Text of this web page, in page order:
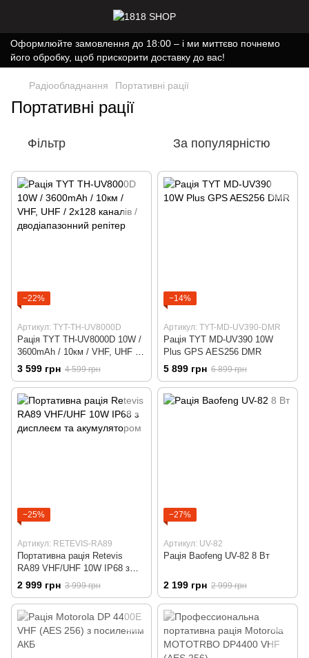
Оформлюйте замовлення до 18:00 – і ми миттєво почнемо
його обробку, щоб прискорити доставку до вас!
Радіообладнання Портативні рації
Портативні рації
Фільтр За популярністю
−22%
Артикул: TYT-TH-UV8000D
Рація TYT TH-UV8000D 10W /
3600mAh / 10км / VHF, UHF /
2x128 каналів /
дводіапазонний репітер
3 599 грн 4 599 грн
−14%
Артикул: TYT-MD-UV390-DMR
Рація TYT MD-UV390 10W
Plus GPS AES256 DMR
5 899 грн 6 899 грн
−25%
Артикул: RETEVIS-RA89
Портативна рація Retevis
RA89 VHF/UHF 10W IP68 з
дисплеєм та акумулятором
2 999 грн 3 999 грн
−27%
Артикул: UV-82
Рація Baofeng UV-82 8 Вт
2 199 грн 2 999 грн